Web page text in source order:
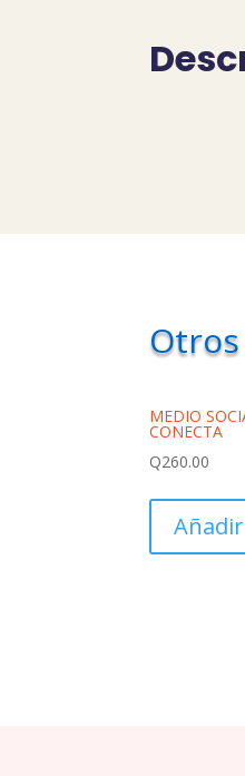
MEDIO
CONECTA
Q260.00